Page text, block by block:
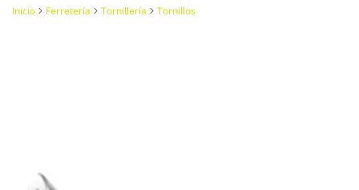
Inicio Ferretería Tornillería Tornillos